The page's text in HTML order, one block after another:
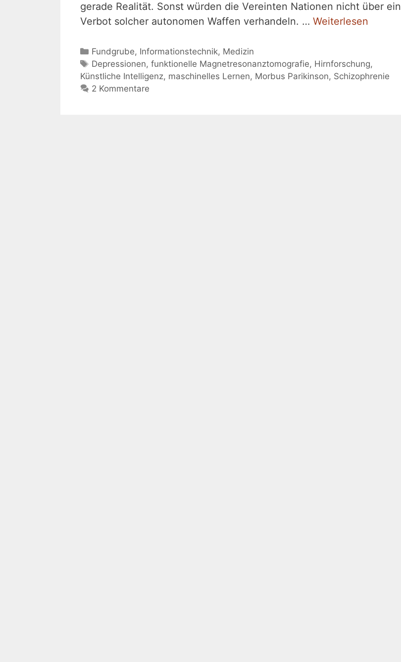
gerade Realität. Sonst würden die Vereinten Nationen nicht über ein
Verbot solcher autonomen Waffen verhandeln. … Weiterlesen
Kategorien
Fundgrube, Informationstechnik, Medizin
Schlagwörter
Depressionen,funktionelle Magnetresonanztomografie, Hirnforschung,
Künstliche Intelligenz, maschinelles Lernen, Morbus Parikinson, Schizophrenie
2 Kommentare